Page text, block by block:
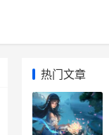
热门文章